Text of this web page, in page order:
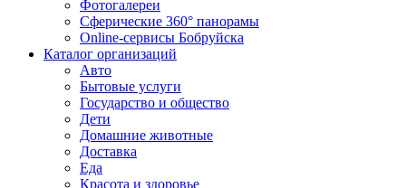
Фотогалереи
Сферические 360° панорамы
Online-сервисы Бобруйска
Каталог организаций
Авто
Бытовые услуги
Государство и общество
Дети
Домашние животные
Доставка
Еда
Красота и здоровье